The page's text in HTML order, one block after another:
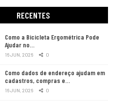
RECENTES
Como a Bicicleta Ergométrica Pode
Ajudar no…
16 JUN, 2026 0
Como dados de endereço ajudam em
cadastros, compras e…
16 JUN, 2026 0